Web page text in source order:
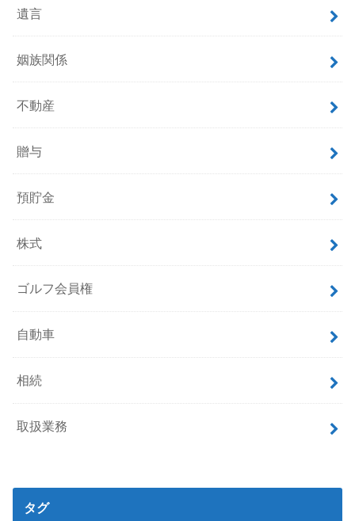
遺言
姻族関係
不動産
贈与
預貯金
株式
ゴルフ会員権
自動車
相続
取扱業務
タグ